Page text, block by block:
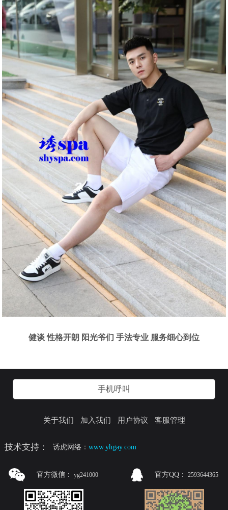
健谈 性格开朗 阳光爷们 手法专业 服务细心到位
手机呼叫
关于我们 加入我们 用户协议 客服管理
技术支持： 诱虎网络：www.yhgay.com
官方微信： yg241000 官方QQ： 2593644365